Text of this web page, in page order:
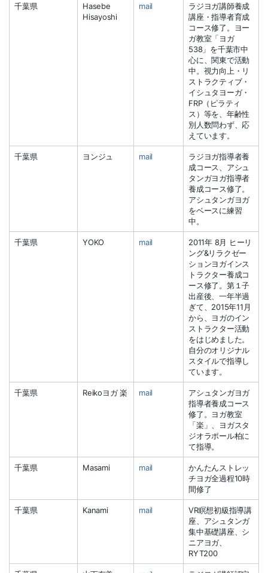
千葉県
Hasebe
Hisayoshi
mail
ラジヨガ講師養成
講座・指導者育成
コース修了。ヨー
ガ教室「ヨガ
538」を千葉市中
心に、関東で活動
中。視力向上・リ
ストラクティブ・
イシュタヨーガ・
FRP（ピラティ
ス）等を、年齢性
別人数問わず、応
えています。
千葉県 ヨンジュ mail
ラジヨガ指導者養
成コース、アシュ
タンガヨガ指導者
養成コース修了。
アシュタンガヨガ
をベースに練習
中。
千葉県 YOKO mail
2011年 8月 ヒーリ
ング&リラクゼー
ションヨガインス
トラクター養成コ
ース修了。第１子
出産後、一年半過
ぎて、2015年11月
から、ヨガのイン
ストラクター活動
をはじめました。
自分のオリジナル
スタイルで指導し
ています。
千葉県 Reikoヨガ 楽 mail
アシュタンガヨガ
指導者養成コース
修了。ヨガ教室
「楽」、ヨガスタ
ジオラポール柏に
て指導。
千葉県 Masami mail
かんたんストレッ
チヨガ全過程10時
間修了
千葉県 Kanami mail
VR瞑想初級指導講
座、アシュタンガ
集中基礎講座、シ
ニアヨガ、
RYT200